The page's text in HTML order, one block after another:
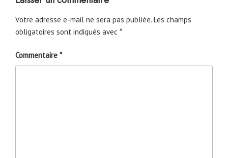
Votre adresse e-mail ne sera pas publiée. Les champs
obligatoires sont indiqués avec *
Commentaire *